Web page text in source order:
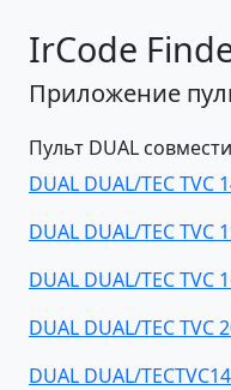
IrCode
Приложение
Пульт DUAL
DUAL DUAL/TEC TVC
DUAL DUAL/TEC TVC
DUAL DUAL/TEC TVC
DUAL DUAL/TEC TVC
DUAL DUAL/